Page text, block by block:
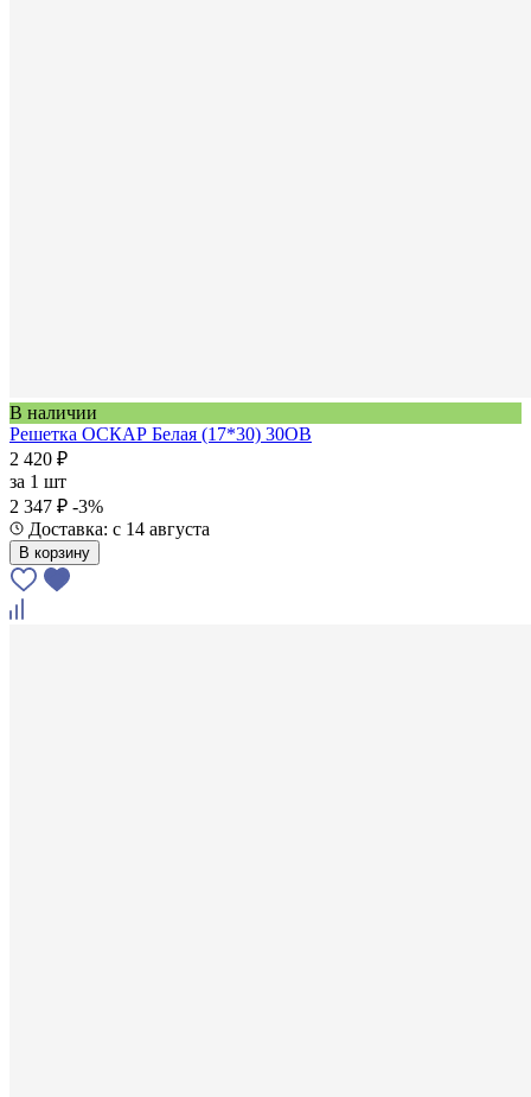
В наличии
Решетка ОСКАР Белая (17*30) 30OB
2 420 ₽
за 1 шт
2 347 ₽ -3%
Доставка: с 14 августа
В корзину